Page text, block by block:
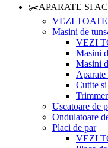
✂️APARATE SI
VEZI
Masini de
VEZI
Masini
Masini
Aparate
Cutite
Uscatoare de
Ondulatoare
Placi de par
VEZI